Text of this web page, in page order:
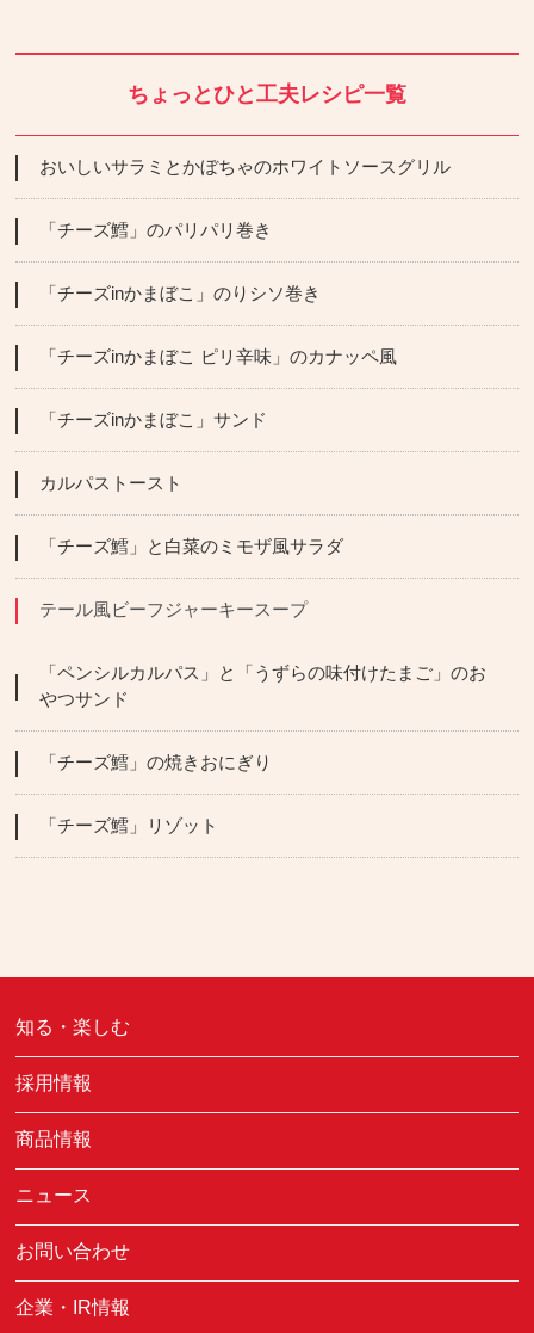
ちょっとひと工夫レシピ一覧
おいしいサラミとかぼちゃのホワイトソースグリル
「チーズ鱈」のパリパリ巻き
「チーズinかまぼこ」のりシソ巻き
「チーズinかまぼこ ピリ辛味」のカナッペ風
「チーズinかまぼこ」サンド
カルパストースト
「チーズ鱈」と白菜のミモザ風サラダ
テール風ビーフジャーキースープ
「ペンシルカルパス」と「うずらの味付けたまご」のお
やつサンド
「チーズ鱈」の焼きおにぎり
「チーズ鱈」リゾット
知る・楽しむ
採用情報
商品情報
ニュース
お問い合わせ
企業・IR情報